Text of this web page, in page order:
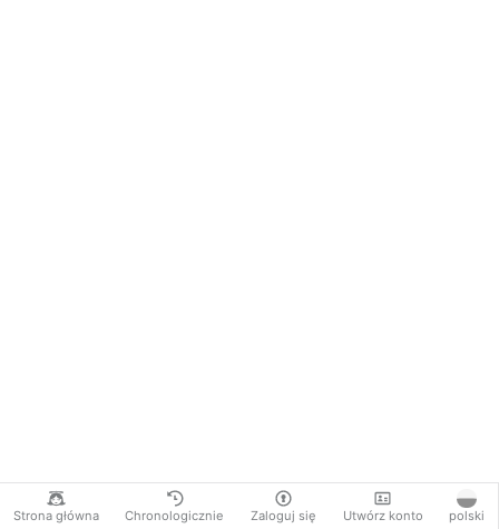
Strona główna Chronologicznie Zaloguj się Utwórz konto polski